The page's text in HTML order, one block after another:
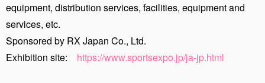
equipment, distribution services, facilities, equipment and
services, etc.
Sponsored by RX Japan Co., Ltd.
Exhibition site: https://www.sportsexpo.jp/ja-jp.html